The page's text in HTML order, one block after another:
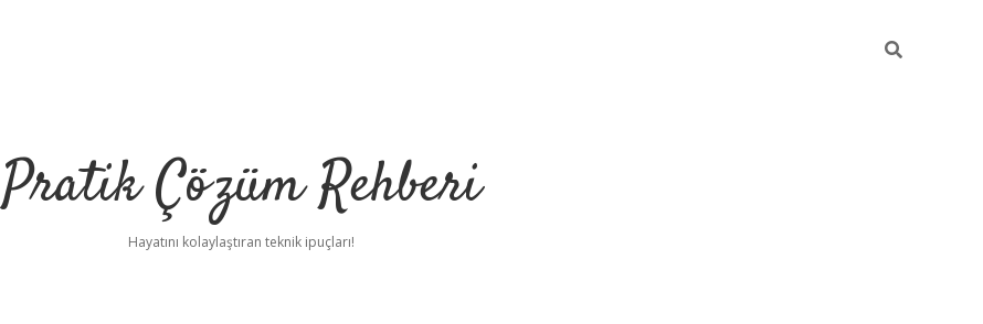
Pratik Çözüm Rehberi
Hayatını kolaylaştıran teknik ipuçları!